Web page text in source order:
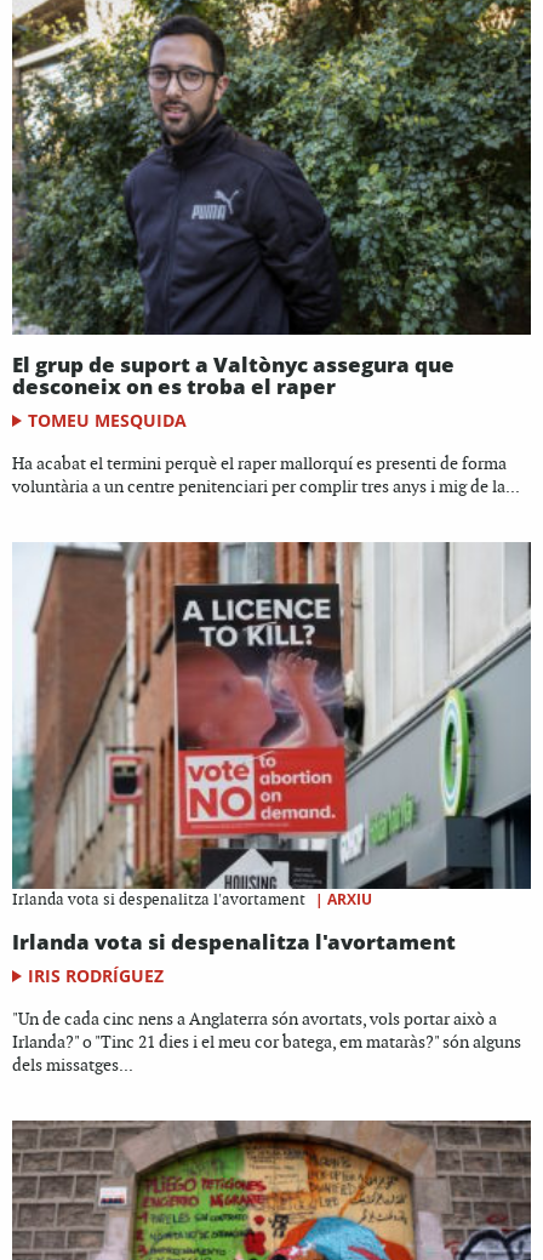
El grup de suport a Valtònyc assegura que
desconeix on es troba el raper
TOMEU MESQUIDA
Ha acabat el termini perquè el raper mallorquí es presenti de forma
voluntària a un centre penitenciari per complir tres anys i mig de la...
Irlanda vota si despenalitza l'avortament | ARXIU
Irlanda vota si despenalitza l'avortament
IRIS RODRÍGUEZ
"Un de cada cinc nens a Anglaterra són avortats, vols portar això a
Irlanda?" o "Tinc 21 dies i el meu cor batega, em mataràs?" són alguns
dels missatges...